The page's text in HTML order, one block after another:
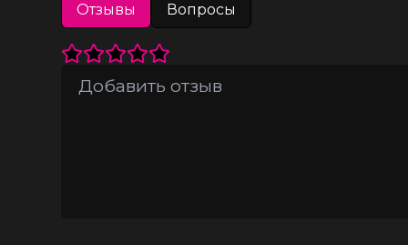
От сердца аромата – кардамон,
своей глубиной.
На заключительной ноте амбры,
произведением искусства,
Отзывы Вопросы